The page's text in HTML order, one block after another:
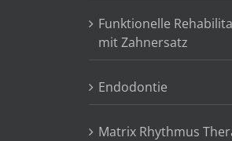
Funktionelle
mit Zahnersatz
Endodontie
Matrix Rhythmus